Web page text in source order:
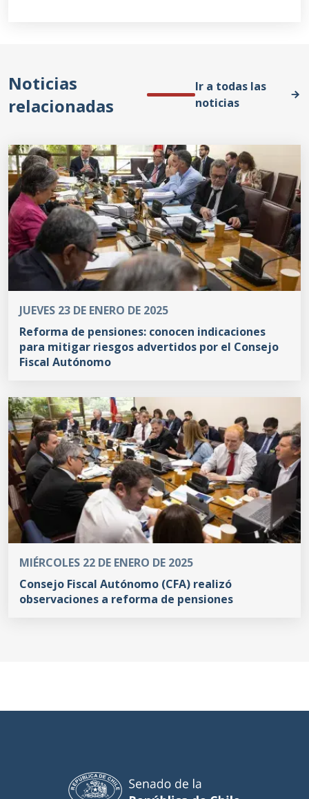
Noticias
relacionadas
Ir a todas las
noticias
JUEVES 23 DE ENERO DE 2025
Reforma de pensiones: conocen indicaciones
para mitigar riesgos advertidos por el Consejo
Fiscal Autónomo
MIÉRCOLES 22 DE ENERO DE 2025
Consejo Fiscal Autónomo (CFA) realizó
observaciones a reforma de pensiones